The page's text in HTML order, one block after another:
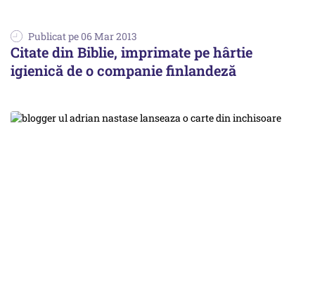
Publicat pe 06 Mar 2013
Citate din Biblie, imprimate pe hârtie
igienică de o companie finlandeză